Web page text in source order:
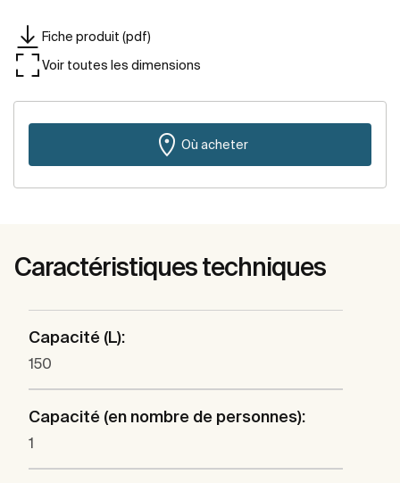
Fiche produit (pdf)
Voir toutes les dimensions
Où acheter
Caractéristiques techniques
Capacité (L):
150
Capacité (en nombre de personnes):
1